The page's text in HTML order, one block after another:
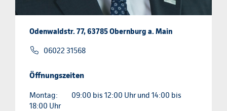
Odenwaldstr. 77, 63785 Obernburg a. Main
06022 31568
Öffnungszeiten
Montag:
09:00 bis 12:00 Uhr und 14:00 bis
18:00 Uhr